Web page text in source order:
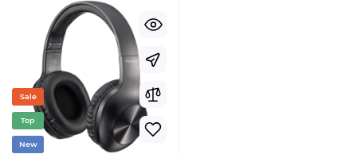
Sale
Top
New